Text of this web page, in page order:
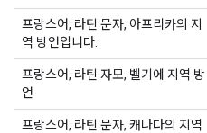
프랑스어, 라틴 문자, 아프리카의 지
역 방언입니다.
프랑스어, 라틴 자모, 벨기에 지역 방
언
프랑스어, 라틴 문자, 캐나다의 지역